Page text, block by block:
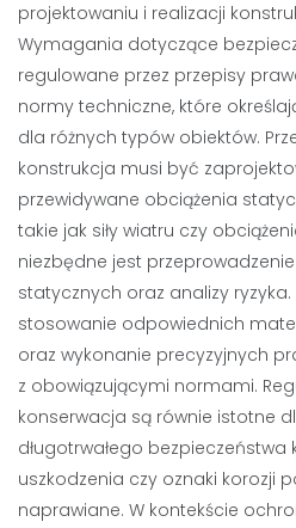
projektowaniu i realizacji
Wymagania dotyczące
regulowane przez przepisy
normy techniczne, które
dla różnych typów obiektów.
konstrukcja musi być
przewidywane obciążenia
takie jak siły wiatru czy
niezbędne jest
statycznych oraz analizy
stosowanie odpowiednich
oraz wykonanie precyzyjnych
z obowiązującymi normami.
konserwacja są równie istotne
długotrwałego bezpieczeństwa
uszkodzenia czy oznaki korozji
naprawiane. W kontekście